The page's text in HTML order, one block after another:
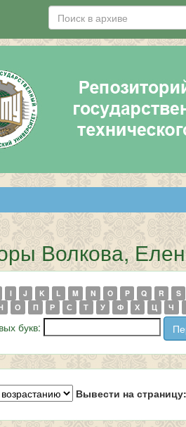
Волкова,
I J K L M N O P Q R S
О П Р С Т У Ф Х Ц Ч
букв:
Вывести на страницу: